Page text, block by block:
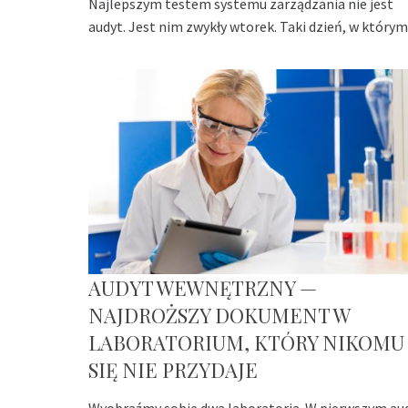
audyt. Jest nim zwykły wtorek. Taki dzień, w którym
AUDYT WEWNĘTRZNY —
NAJDROŻSZY DOKUMENT W
LABORATORIUM, KTÓRY NIKOMU
SIĘ NIE PRZYDAJE